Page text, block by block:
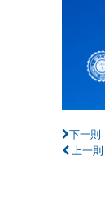
下一則
上一則